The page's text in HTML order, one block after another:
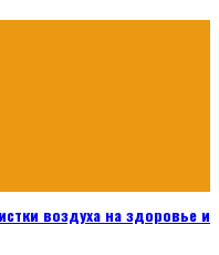
воздуха на здоровье и